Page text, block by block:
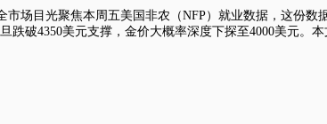
场目光聚焦本周五美国非农（NFP）就业数据，这份数
破4350美元支撑，金价大概率深度下探至4000美元。